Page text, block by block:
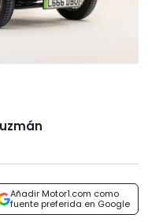
Añadir Motor1.com como
fuente preferida en Google